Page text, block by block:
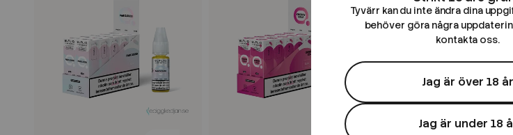
Tyvärr kan du inte ändra dina
behöver göra några
kontakta oss.
Jag är över 18 år
Jag är under 18